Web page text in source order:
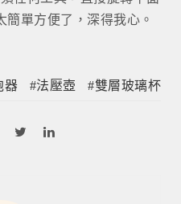
單方便了，深得我心。
器 法壓壺 雙層玻璃杯